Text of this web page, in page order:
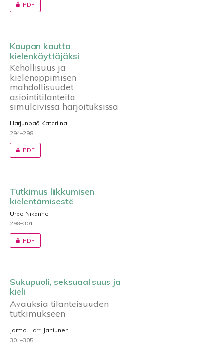
PDF
Kaupan kautta
kielenkäyttäjäksi
Kehollisuus ja
kielenoppimisen
mahdollisuudet
asiointitilanteita
simuloivissa harjoituksissa
Harjunpää Katariina
294–298
PDF
Tutkimus liikkumisen
kielentämisestä
Urpo Nikanne
298–301
PDF
Sukupuoli, seksuaalisuus ja
kieli
Avauksia tilanteisuuden
tutkimukseen
Jarmo Harri Jantunen
301–305